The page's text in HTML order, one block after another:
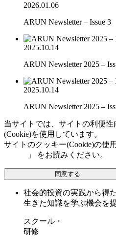
2026.01.06
ARUN Newsletter – Issue 3
2025.10.14
ARUN Newsletter 2025 –
2025.10.14
ARUN Newsletter 2025 –
当サイトでは、サイトの利便
(Cookie)を使用しています。
サイトのクッキー(Cookie)の使
」 をお読みください。
同意する
社会的投資の実践から得た
生きた知識を学ぶ機会を
スクール・
研修